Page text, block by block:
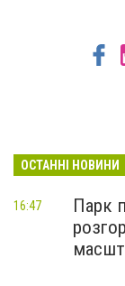
ОСТАННІ НОВИНИ
Парк
16:47